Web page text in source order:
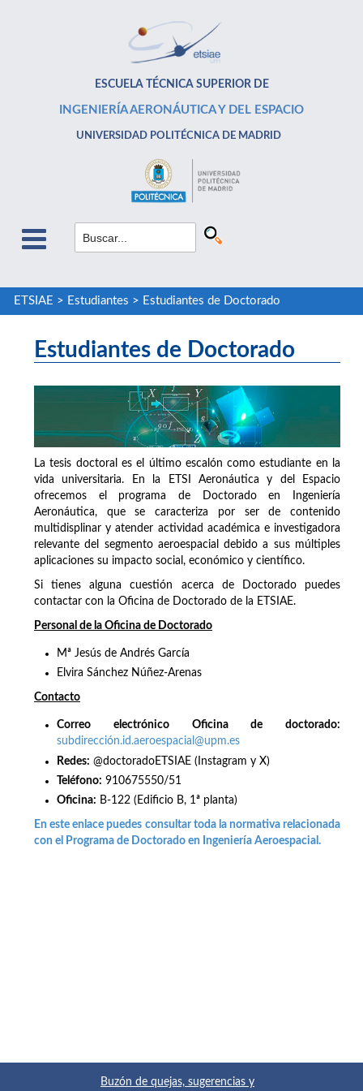
ESCUELA TÉCNICA SUPERIOR DE
INGENIERÍA AERONÁUTICA Y DEL ESPACIO
UNIVERSIDAD POLITÉCNICA DE MADRID
ETSIAE > Estudiantes > Estudiantes de Doctorado
Estudiantes de Doctorado
La tesis doctoral es el último escalón como estudiante en la
vida universitaria. En la ETSI Aeronáutica y del Espacio
ofrecemos el programa de Doctorado en Ingeniería
Aeronáutica, que se caracteriza por ser de contenido
multidisplinar y atender actividad académica e investigadora
relevante del segmento aeroespacial debido a sus múltiples
aplicaciones su impacto social, económico y científico.
Si tienes alguna cuestión acerca de Doctorado puedes
contactar con la Oficina de Doctorado de la ETSIAE.
Personal de la Oficina de Doctorado
Mª Jesús de Andrés García
Elvira Sánchez Núñez-Arenas
Contacto
Correo electrónico Oficina de doctorado:
subdirección.id.aeroespacial@upm.es
Redes: @doctoradoETSIAE (Instagram y X)
Teléfono: 910675550/51
Oficina: B-122 (Edificio B, 1ª planta)
En este enlace puedes consultar toda la normativa relacionada
con el Programa de Doctorado en Ingeniería Aeroespacial.
Buzón de quejas, sugerencias y